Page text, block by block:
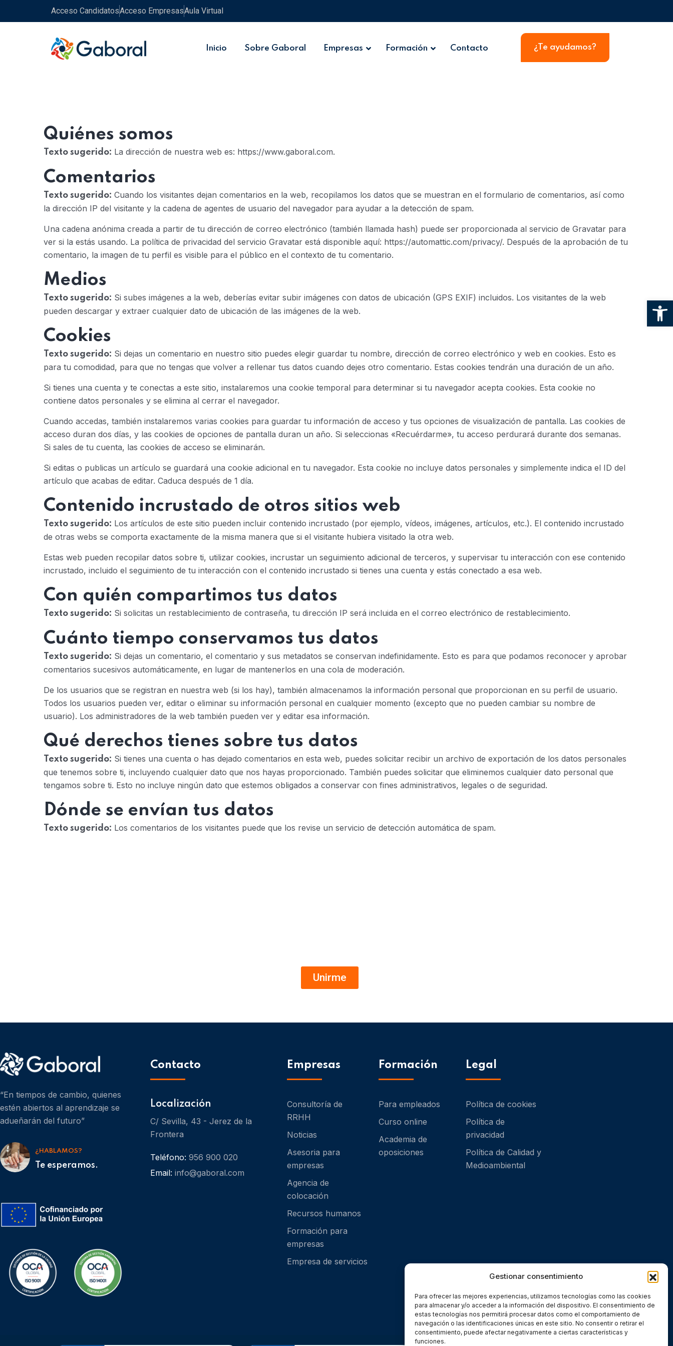
Gestionar consentimiento
Para ofrecer las mejores experiencias, utilizamos tecnologías como las cookies
para almacenar y/o acceder a la información del dispositivo. El consentimiento de
estas tecnologías nos permitirá procesar datos como el comportamiento de
navegación o las identificaciones únicas en este sitio. No consentir o retirar el
consentimiento, puede afectar negativamente a ciertas características y
funciones.
Acceso CandidatosAcceso EmpresasAula Virtual
Inicio Sobre Gaboral Empresas Formación Contacto ¿Te ayudamos?
Quiénes somos
Texto sugerido: La dirección de nuestra web es: https://www.gaboral.com.
Comentarios
Texto sugerido: Cuando los visitantes dejan comentarios en la web, recopilamos los datos que se muestran en el formulario de comentarios, así como
la dirección IP del visitante y la cadena de agentes de usuario del navegador para ayudar a la detección de spam.
Una cadena anónima creada a partir de tu dirección de correo electrónico (también llamada hash) puede ser proporcionada al servicio de Gravatar para
ver si la estás usando. La política de privacidad del servicio Gravatar está disponible aquí: https://automattic.com/privacy/. Después de la aprobación de tu
comentario, la imagen de tu perfil es visible para el público en el contexto de tu comentario.
Medios
Texto sugerido: Si subes imágenes a la web, deberías evitar subir imágenes con datos de ubicación (GPS EXIF) incluidos. Los visitantes de la web
pueden descargar y extraer cualquier dato de ubicación de las imágenes de la web.
Cookies
Texto sugerido: Si dejas un comentario en nuestro sitio puedes elegir guardar tu nombre, dirección de correo electrónico y web en cookies. Esto es
para tu comodidad, para que no tengas que volver a rellenar tus datos cuando dejes otro comentario. Estas cookies tendrán una duración de un año.
Si tienes una cuenta y te conectas a este sitio, instalaremos una cookie temporal para determinar si tu navegador acepta cookies. Esta cookie no
contiene datos personales y se elimina al cerrar el navegador.
Cuando accedas, también instalaremos varias cookies para guardar tu información de acceso y tus opciones de visualización de pantalla. Las cookies de
acceso duran dos días, y las cookies de opciones de pantalla duran un año. Si seleccionas «Recuérdarme», tu acceso perdurará durante dos semanas.
Si sales de tu cuenta, las cookies de acceso se eliminarán.
Si editas o publicas un artículo se guardará una cookie adicional en tu navegador. Esta cookie no incluye datos personales y simplemente indica el ID del
artículo que acabas de editar. Caduca después de 1 día.
Contenido incrustado de otros sitios web
Texto sugerido: Los artículos de este sitio pueden incluir contenido incrustado (por ejemplo, vídeos, imágenes, artículos, etc.). El contenido incrustado
de otras webs se comporta exactamente de la misma manera que si el visitante hubiera visitado la otra web.
Estas web pueden recopilar datos sobre ti, utilizar cookies, incrustar un seguimiento adicional de terceros, y supervisar tu interacción con ese contenido
incrustado, incluido el seguimiento de tu interacción con el contenido incrustado si tienes una cuenta y estás conectado a esa web.
Con quién compartimos tus datos
Texto sugerido: Si solicitas un restablecimiento de contraseña, tu dirección IP será incluida en el correo electrónico de restablecimiento.
Cuánto tiempo conservamos tus datos
Texto sugerido: Si dejas un comentario, el comentario y sus metadatos se conservan indefinidamente. Esto es para que podamos reconocer y aprobar
comentarios sucesivos automáticamente, en lugar de mantenerlos en una cola de moderación.
De los usuarios que se registran en nuestra web (si los hay), también almacenamos la información personal que proporcionan en su perfil de usuario.
Todos los usuarios pueden ver, editar o eliminar su información personal en cualquier momento (excepto que no pueden cambiar su nombre de
usuario). Los administradores de la web también pueden ver y editar esa información.
Qué derechos tienes sobre tus datos
Texto sugerido: Si tienes una cuenta o has dejado comentarios en esta web, puedes solicitar recibir un archivo de exportación de los datos personales
que tenemos sobre ti, incluyendo cualquier dato que nos hayas proporcionado. También puedes solicitar que eliminemos cualquier dato personal que
tengamos sobre ti. Esto no incluye ningún dato que estemos obligados a conservar con fines administrativos, legales o de seguridad.
Dónde se envían tus datos
Texto sugerido: Los comentarios de los visitantes puede que los revise un servicio de detección automática de spam.
Unirme
“En tiempos de cambio, quienes
estén abiertos al aprendizaje se
adueñarán del futuro”
¿HABLAMOS?
Te esperamos.
Contacto
Localización
C/ Sevilla, 43 - Jerez de la
Frontera
Teléfono: 956 900 020
Email: info@gaboral.com
Empresas
Consultoría de
RRHH
Noticias
Asesoria para
empresas
Agencia de
colocación
Recursos humanos
Formación para
empresas
Empresa de servicios
Formación
Para empleados
Curso online
Academia de
oposiciones
Legal
Política de cookies
Política de
privacidad
Política de Calidad y
Medioambiental